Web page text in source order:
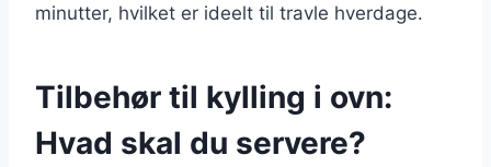
minutter, hvilket er ideelt til travle hverdage.
Tilbehør til kylling i ovn:
Hvad skal du servere?